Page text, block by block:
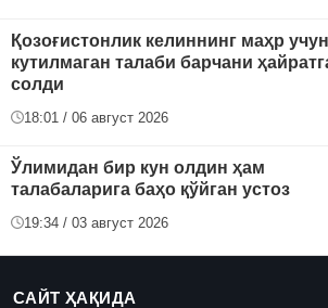
Қозоғистонлик келиннинг маҳр учун
кутилмаган талаби барчани
солди
18:01 / 06 август 2026
Ўлимидан бир кун олдин ҳам
талабаларига баҳо қўйган устоз
19:34 / 03 август 2026
САЙТ ҲАҚИДА